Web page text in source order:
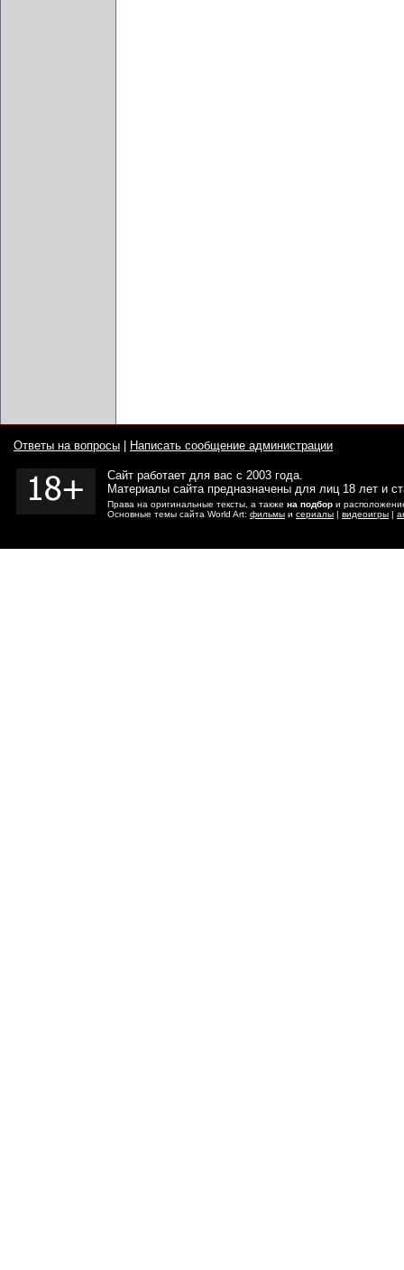
Ответы на вопросы Написать сообщение администрации
Сайт работает для вас с 2003 года.
Материалы сайта предназначены для лиц 18 лет и
Права на оригинальные тексты, а также на подбор и
Основные темы сайта World Art: фильмы и сериалы | видеоигры |